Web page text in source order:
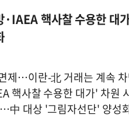
·IAEA 핵사찰 수용한
제…이란-北 거래는 계속
핵사찰 수용한 대가' 차원
中 대상 '그림자선단' 양성